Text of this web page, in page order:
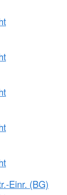
Einr. (BG)